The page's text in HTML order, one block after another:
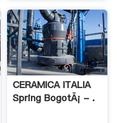
CERAMICA ITALIA
Spring BogotÃ¡ - .